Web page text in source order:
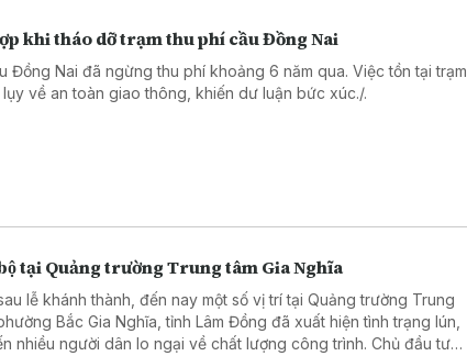
khi tháo dỡ trạm thu phí cầu Đồng Nai
Đồng Nai đã ngừng thu phí khoảng 6 năm qua. Việc tồn tại trạm
về an toàn giao thông, khiến dư luận bức xúc./.
tại Quảng trường Trung tâm Gia Nghĩa
lễ khánh thành, đến nay một số vị trí tại Quảng trường Trung
Bắc Gia Nghĩa, tỉnh Lâm Đồng đã xuất hiện tình trạng lún,
nhiều người dân lo ngại về chất lượng công trình. Chủ đầu tư